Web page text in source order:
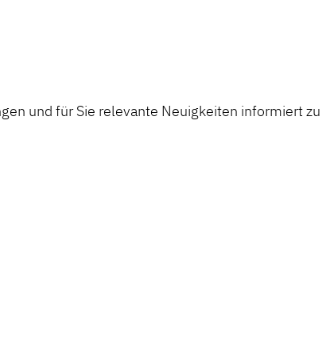
und für Sie relevante Neuigkeiten informiert zu